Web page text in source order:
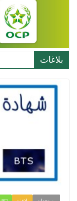
وضع أطر
مؤسسة
للفوسفاط
11-07-2017